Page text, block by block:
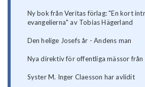
Ny bok från Veritas förlag: "En kort
evangelierna" av Tobias Hägerland
Den helige Josefs år - Andens man
Nya direktiv för offentliga mässor från
Syster M. Inger Claesson har avlidit